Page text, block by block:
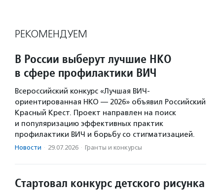
РЕКОМЕНДУЕМ
В России выберут лучшие НКО
в сфере профилактики ВИЧ
Всероссийский конкурс «Лучшая ВИЧ-
ориентированная НКО — 2026» объявил Российский
Красный Крест. Проект направлен на поиск
и популяризацию эффективных практик
профилактики ВИЧ и борьбу со стигматизацией.
Новости · 29.07.2026 · Гранты и конкурсы
Стартовал конкурс детского рисунка